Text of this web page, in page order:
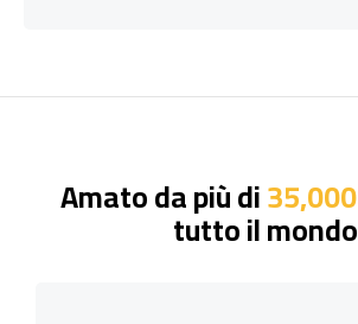
Amato da più di35,000
tutto il mondo